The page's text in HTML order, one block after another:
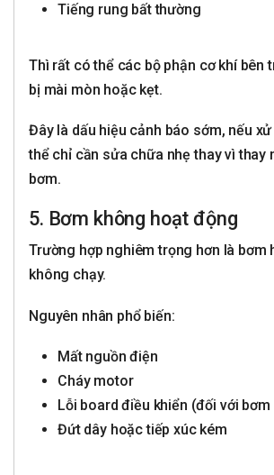
Tiếng rung bất thường
Thì rất có thể các bộ phận cơ khí bên
bị mài mòn hoặc kẹt.
Đây là dấu hiệu cảnh báo sớm, nếu
thể chỉ cần sửa chữa nhẹ thay vì thay
bơm.
5. Bơm không hoạt động
Trường hợp nghiêm trọng hơn là bơm
không chạy.
Nguyên nhân phổ biến:
Mất nguồn điện
Cháy motor
Lỗi board điều khiển (đối với
Đứt dây hoặc tiếp xúc kém